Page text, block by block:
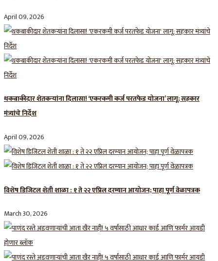
April 09, 2026
थकबाकीदार शेतकऱ्यांना दिलासा! ‘एकरकमी कर्ज परतफेड योजना’ लागू; सहकार
मंत्र्यांचे निर्देश
April 09, 2026
विशेष डिजिटल शेती शाळा : १ ते २२ एप्रिल दरम्यान आयोजन; पाहा पूर्ण वेळापत्रक
March 30, 2026